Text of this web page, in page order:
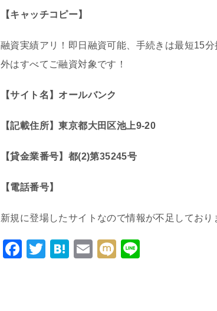
【キャッチコピー】
融資実績アリ！即日融資可能、手続きは最短15
外はすべてご融資対象です！
【サイト名】オールバンク
【記載住所】東京都大田区池上9-20
【貸金業番号】都(2)第35245号
【電話番号】
新規に登場したサイトなので情報が不足してお
F
T
H
E
M